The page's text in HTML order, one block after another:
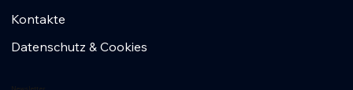
Kontakte
Datenschutz & Cookies